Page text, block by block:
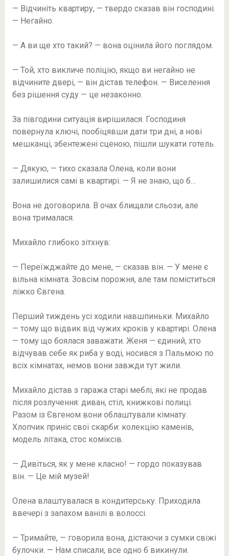
— Відчиніть квартиру, — твердо сказав він господині.
— Негайно.
— А ви ще хто такий? — вона оцінила його поглядом.
— Той, хто викличе поліцію, якщо ви негайно не
відчините двері, — він дістав телефон. — Виселення
без рішення суду — це незаконно.
За півгодини ситуація вирішилася. Господиня
повернула ключі, пообіцявши дати три дні, а нові
мешканці, збентежені сценою, пішли шукати готель.
— Дякую, — тихо сказала Олена, коли вони
залишилися самі в квартирі. — Я не знаю, що б…
Вона не договорила. В очах блищали сльози, але
вона трималася.
Михайло глибоко зітхнув:
— Переїжджайте до мене, — сказав він. — У мене є
вільна кімната. Зовсім порожня, але там поміститься
ліжко Євгена.
Перший тиждень усі ходили навшпиньки. Михайло
— тому що відвик від чужих кроків у квартирі. Олена
— тому що боялася заважати. Женя — єдиний, хто
відчував себе як риба у воді, носився з Пальмою по
всіх кімнатах, немов вони завжди тут жили.
Михайло дістав з гаража старі меблі, які не продав
після розлучення: диван, стіл, книжкові полиці.
Разом із Євгеном вони облаштували кімнату.
Хлопчик приніс свої скарби: колекцію каменів,
модель літака, стос коміксів.
— Дивіться, як у мене класно! — гордо показував
він. — Це мій музей!
Олена влаштувалася в кондитерську. Приходила
ввечері з запахом ванілі в волоссі.
— Тримайте, — говорила вона, дістаючи з сумки свіжі
булочки. — Нам списали, все одно б викинули.